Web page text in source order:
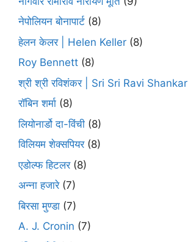
नेपोलियन बोनापार्ट (8)
हेलन केलर | Helen Keller (8)
Roy Bennett (8)
श्री श्री रविशंकर | Sri Sri Ravi Shankar
रॉबिन शर्मा (8)
लियोनार्डो दा-विंची (8)
विलियम शेक्सपियर(8)
एडोल्फ हिटलर(8)
अन्ना हजारे(7)
बिरसा मुण्डा (7)
A. J. Cronin (7)